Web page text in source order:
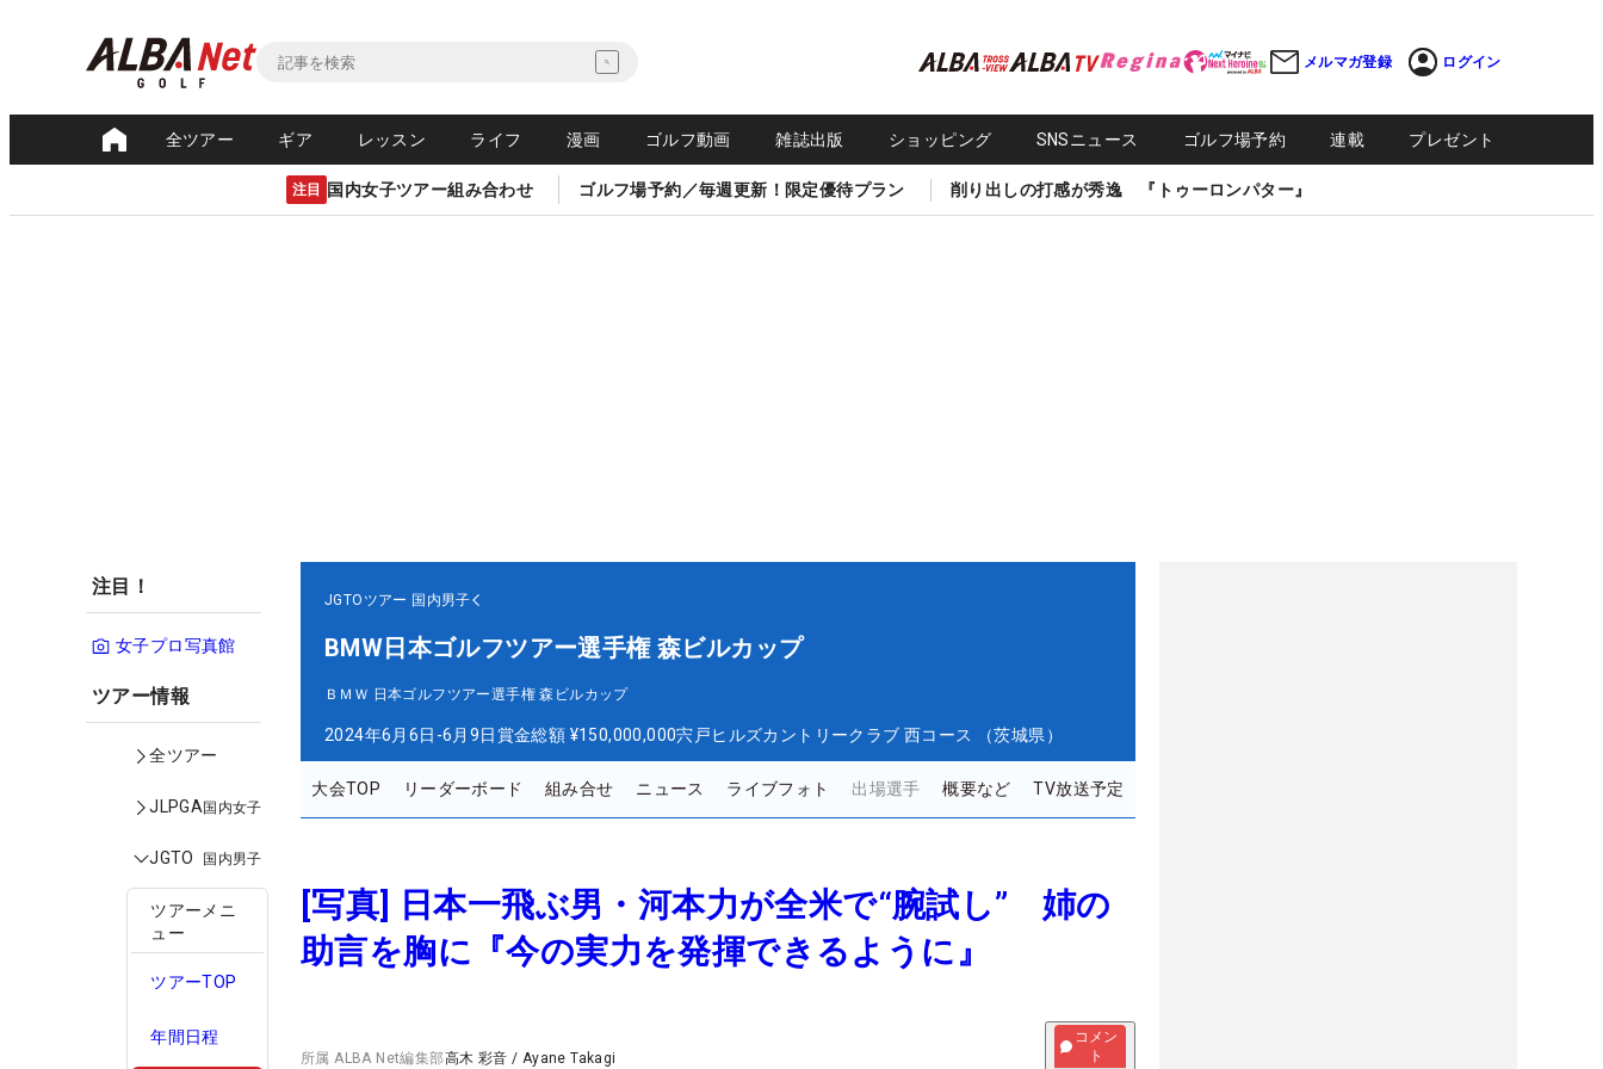
メルマガ登録 ログイン
全ツアー ギア レッスン ライフ 漫画 ゴルフ動画 雑誌出版 ショッピング SNSニュース ゴルフ場予約 連載 プレゼント
注目 国内女子ツアー組み合わせ ゴルフ場予約／毎週更新！限定優待プラン 削り出しの打感が秀逸 『トゥーロンパター』
注目！
女子プロ写真館
ツアー情報
全ツアー
JLPGA国内女子
JGTO 国内男子
ツアーメニ
ュー
ツアーTOP
年間日程
JGTOツアー 国内男子
BMW日本ゴルフツアー選手権 森ビルカップ
ＢＭＷ 日本ゴルフツアー選手権 森ビルカップ
2024年6月6日-6月9日賞金総額 ¥150,000,000宍戸ヒルズカントリークラブ 西コース （茨城県）
大会TOP リーダーボード 組み合せ ニュース ライブフォト 出場選手 概要など TV放送予定
[写真] 日本一飛ぶ男・河本力が全米で“腕試し” 姉の
助言を胸に『今の実力を発揮できるように』
所属ALBA Net編集部高木 彩音 / Ayane Takagi
コメン
ト